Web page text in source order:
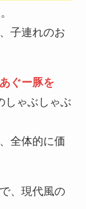
子連れのお
ぐー豚を
しゃぶしゃぶ
全体的に価
、現代風の